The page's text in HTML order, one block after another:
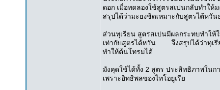
ดอก เมื่อทดลองใช้สูตรสเปนกลับทำให้
สรุปได้ว่ามะยงชิดเหมาะกับสูตรไต้หวัน
ส่วนทุเรียน สูตรสเปนมีผลกระทบทำให้
เท่ากับสูตรไต้หวัน....... จึงสรุปได้ว่าทุ
ทำให้ต้นโทรมได้
มังคุดใช้ได้ทั้ง 2 สูตร ประสิทธิภาพในก
เพราะอิทธิพลของไทโอยูเรีย